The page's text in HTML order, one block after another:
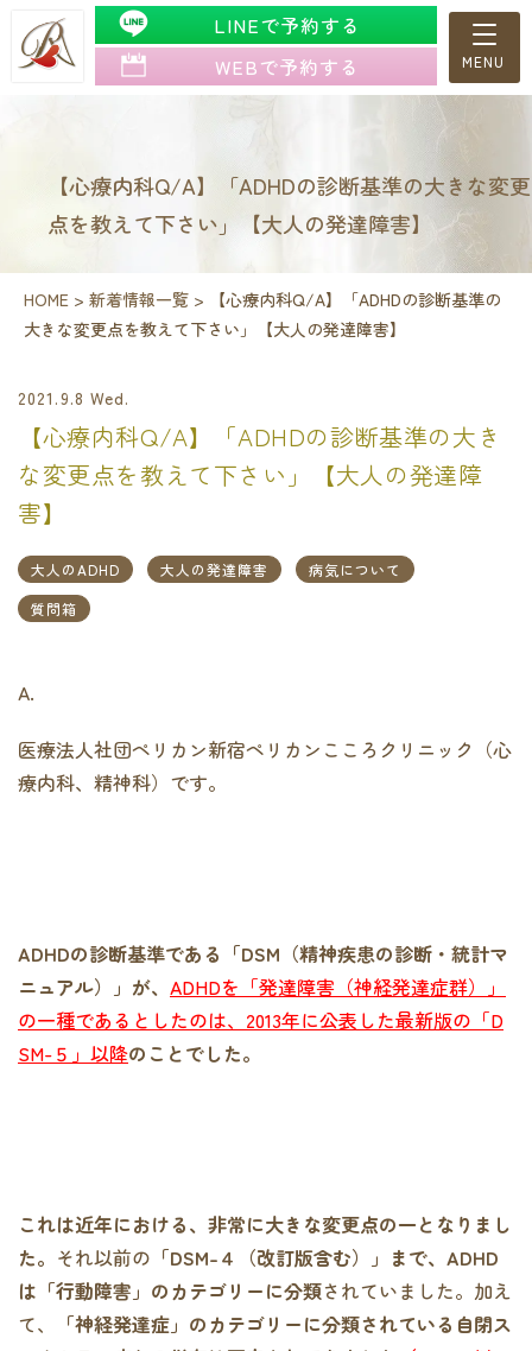
LINEで予約する
WEBで予約する
【心療内科Q/A】「ADHDの診断基準の大きな変更
点を教えて下さい」【大人の発達障害】
HOME > 新着情報一覧 >
【心療内科Q/A】「ADHDの診断基準の
大きな変更点を教えて下さい」【大人の発達障害】
2021.9.8 Wed.
【心療内科Q/A】「ADHDの診断基準の大き
な変更点を教えて下さい」【大人の発達障
害】
大人のADHD 大人の発達障害
病気について
質問箱
A.
医療法人社団ペリカン新宿ペリカンこころクリニック（心
療内科、精神科）です。
ADHDの診断基準である「DSM（精神疾患の診断・統計マ
ニュアル）」が、 ADHDを「発達障害（神経発達症群）」
の一種であるとしたのは、2013年に公表した最新版の「D
SM-５」以降のことでした。
これは近年における、非常に大きな変更点の一となりまし
た。 それ以前の 「DSM-４（改訂版含む）」まで、ADHD
は「行動障害」のカテゴリーに分類されていました。加え
て、
「神経発達症」のカテゴリーに分類されている自閉ス